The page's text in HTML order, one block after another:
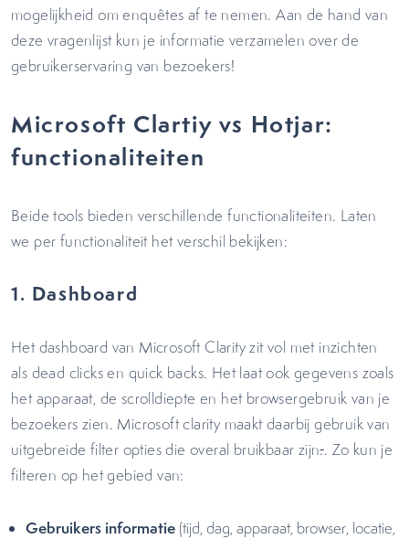
mogelijkheid om enquêtes af te nemen. Aan de hand van
deze vragenlijst kun je informatie verzamelen over de
gebruikerservaring van bezoekers!
Microsoft Clartiy vs Hotjar:
functionaliteiten
Beide tools bieden verschillende functionaliteiten. Laten
we per functionaliteit het verschil bekijken:
1. Dashboard
Het dashboard van Microsoft Clarity zit vol met inzichten
als dead clicks en quick backs. Het laat ook gegevens zoals
het apparaat, de scrolldiepte en het browsergebruik van je
bezoekers zien. Microsoft clarity maakt daarbij gebruik van
uitgebreide filter opties die overal bruikbaar zijn.. Zo kun je
filteren op het gebied van:
Gebruikers informatie (tijd, dag, apparaat, browser, locatie,